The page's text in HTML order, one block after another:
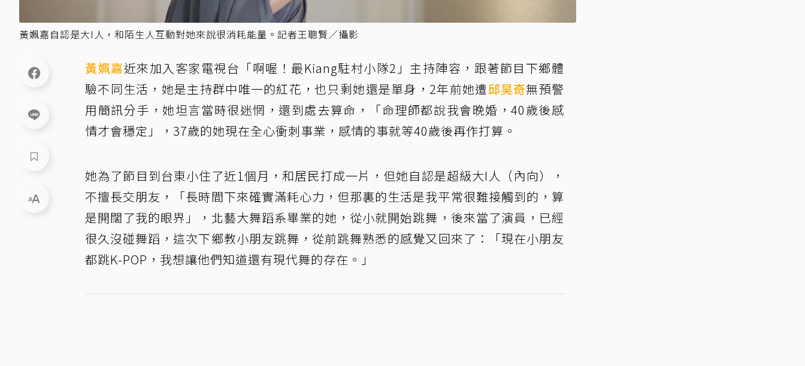
黃姵嘉自認是大I人，和陌生人互動對她來說很消耗能量。記者王聰賢／攝影
黃姵嘉近來加入客家電視台「啊喔！最Kiang駐村小隊2」主持陣容，跟著節目下鄉體
驗不同生活，她是主持群中唯一的紅花，也只剩她還是單身，2年前她遭邱昊奇無預警
用簡訊分手，她坦言當時很迷惘，還到處去算命，「命理師都說我會晚婚，40歲後感
情才會穩定」，37歲的她現在全心衝刺事業，感情的事就等40歲後再作打算。
她為了節目到台東小住了近1個月，和居民打成一片，但她自認是超級大I人（內向），
不擅長交朋友，「長時間下來確實滿耗心力，但那裏的生活是我平常很難接觸到的，算
是開闊了我的眼界」，北藝大舞蹈系畢業的她，從小就開始跳舞，後來當了演員，已經
很久沒碰舞蹈，這次下鄉教小朋友跳舞，從前跳舞熟悉的感覺又回來了：「現在小朋友
都跳K-POP，我想讓他們知道還有現代舞的存在。」